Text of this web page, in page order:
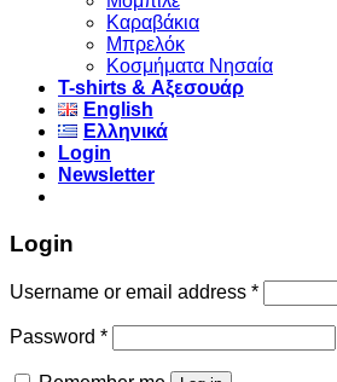
Καραβάκια
Μπρελόκ
Κοσμήματα Νησαία
Τ-shirts & Αξεσουάρ
English
Ελληνικά
Login
Newsletter
Login
Username or email address *
Password *